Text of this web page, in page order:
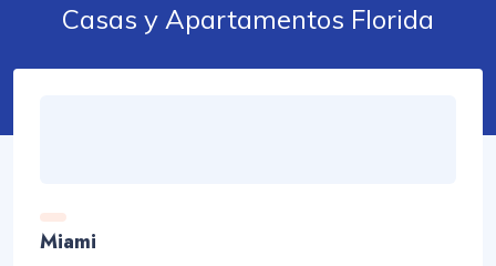
Casas y Apartamentos Florida
Miami